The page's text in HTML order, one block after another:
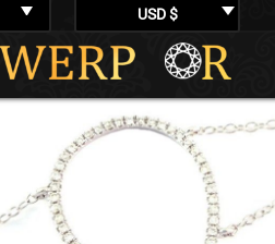
USD $